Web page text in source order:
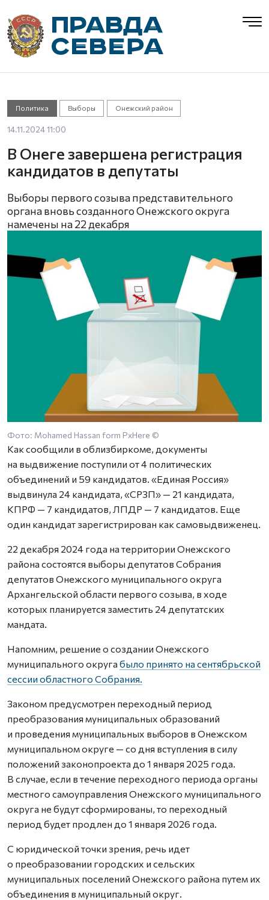
Политика Выборы Онежский район
14.11.2024 11:00
В Онеге завершена регистрация
кандидатов в депутаты
Выборы первого созыва представительного
органа вновь созданного Онежского округа
намечены на 22 декабря
Фото: Mohamed Hassan form PxHere ©
Как сообщили в облизбиркоме, документы
на выдвижение поступили от 4 политических
объединений и 59 кандидатов. «Единая Россия»
выдвинула 24 кандидата, «СРЗП» — 21 кандидата,
КПРФ — 7 кандидатов, ЛПДР — 7 кандидатов. Еще
один кандидат зарегистрирован как самовыдвиженец.
22 декабря 2024 года на территории Онежского
района состоятся выборы депутатов Собрания
депутатов Онежского муниципального округа
Архангельской области первого созыва, в ходе
которых планируется заместить 24 депутатских
мандата.
Напомним, решение о создании Онежского
муниципального округа было принято на сентябрьской
сессии областного Собрания.
Законом предусмотрен переходный период
преобразования муниципальных образований
и проведения муниципальных выборов в Онежском
муниципальном округе — со дня вступления в силу
положений законопроекта до 1 января 2025 года.
В случае, если в течение переходного периода органы
местного самоуправления Онежского муниципального
округа не будут сформированы, то переходный
период будет продлен до 1 января 2026 года.
С юридической точки зрения, речь идет
о преобразовании городских и сельских
муниципальных поселений Онежского района путем их
объединения в муниципальный округ.